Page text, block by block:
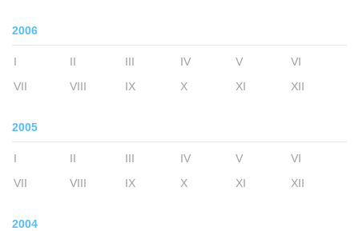
2006
I II III IV V
VI
VII
VIII IX X XI XII
2005
I II III IV V
VI
VII
VIII IX X XI XII
2004